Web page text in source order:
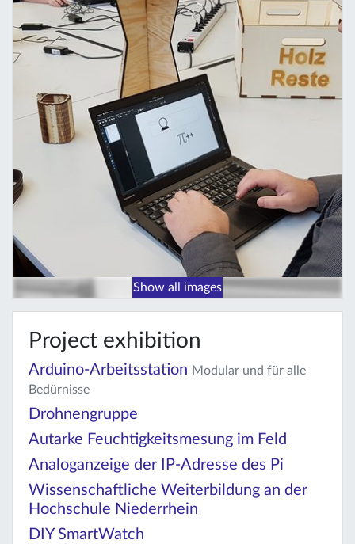
Show all images
Project exhibition
Arduino-Arbeitsstation Modular und für alle
Bedürnisse
Drohnengruppe
Autarke Feuchtigkeitsmesung im Feld
Analoganzeige der IP-Adresse des Pi
Wissenschaftliche Weiterbildung an der
Hochschule Niederrhein
DIY SmartWatch